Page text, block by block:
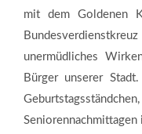
mit dem Goldenen
unermüdliches
Bürger unserer